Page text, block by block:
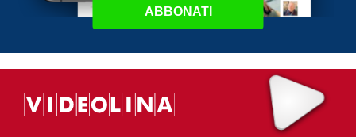
ABBONATI